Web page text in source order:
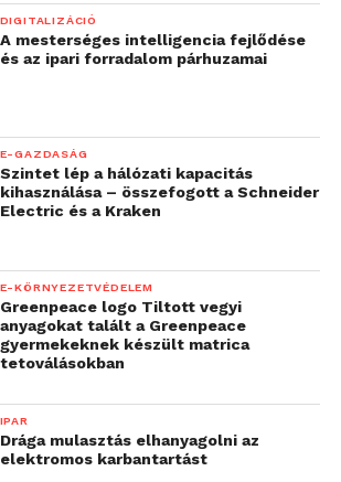
a napelempark
és rovarokra
hatásait is
majd
hosszú szakmai munka
jelentős anyagi és időráfordítással
a projekt mintaként szolgálhat az
és bárki megvalósíthat hasonló
energiát és erőforrást
talál aTechnokratafőoldalán!
aFacebookonis!
DIGITALIZÁCIÓ
A mesterséges intelligencia fejlődése
és az ipari forradalom párhuzamai
E-GAZDASÁG
Szintet lép a hálózati kapacitás
kihasználása – összefogott a Schneider
Electric és a Kraken
E-KÖRNYEZETVÉDELEM
Greenpeace logo Tiltott vegyi
anyagokat talált a Greenpeace
gyermekeknek készült matrica
tetoválásokban
IPAR
Drága mulasztás elhanyagolni az
elektromos karbantartást